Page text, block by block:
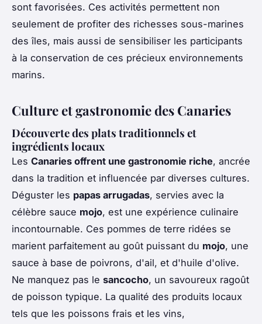
sont favorisées. Ces activités permettent non
seulement de profiter des richesses sous-marines
des îles, mais aussi de sensibiliser les participants
à la conservation de ces précieux environnements
marins.
Culture et gastronomie des Canaries
Découverte des plats traditionnels et
ingrédients locaux
Les Canaries offrent une gastronomie riche, ancrée
dans la tradition et influencée par diverses cultures.
Déguster les papas arrugadas, servies avec la
célèbre sauce mojo, est une expérience culinaire
incontournable. Ces pommes de terre ridées se
marient parfaitement au goût puissant du mojo, une
sauce à base de poivrons, d'ail, et d'huile d'olive.
Ne manquez pas le sancocho, un savoureux ragoût
de poisson typique. La qualité des produits locaux
tels que les poissons frais et les vins,